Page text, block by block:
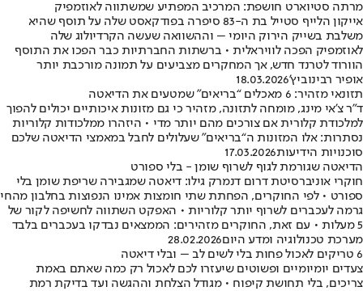
מרתה סטיוארט חושפת: המרכיב המפתיע שמשתווה לאוזמפיק
אייקון הלייף סטייל בת ה-83 סיפרה בפודקאסט שלה על תוסף שהיא
משלבת בשייק הירוק היומי – וההשוואה שעשה הקרדיולוג שלה
לאוזמפיק הפכה לוויראלית • ברשתות החברתיות כבר הפכו את התוסף
הוורוד לטרנד חדש, אך המחקרים מצביעים על תמונה מורכבת יותר
אופיר רבינוביץ'18.03.2026
תזונאי מזהיר: 6 מאכלים “בריאים” שמטעים את הדיאטה
ד"ר צ'אי מינג, מומחה לתזונה, מזהיר כי גם מזונות איכותיים יכולים להפוך
למלכודת קלורית אם צורכים מהם יותר מדי • היזהרו ממלכודות קלוריות
נסתרות: אלו המזונות ה“בריאים” שעלולים לחבל במאמצי הדיאטה שלכם
סוכנויות הידיעות17.03.2026
הדיאטה שגורמת לגוף לשרוף שומן - בלי ספורט
חוקרי אוניברסיטת דרום דנמרק גילו: דיאטה שמגבירה שריפת שומן בלי
ספורט • לפי החוקרים, הפחתת שתי חומצות אמינו הנפוצות בחלבון מהחי
גרמה לעכברים לשרוף יותר קלוריות • האפקט השתווה לחשיפה לקור של
5 מעלות • עם זאת, החוקרים מזהירים: הממצאים נבדקו בעכברים בלבד
מערכת טכנולוגיה ומדע היום28.02.2026
6 טריקים לאכול פחות בלי לשים לב – ובלי דיאטה
צעדים יומיומיים ופשוטים שיעזרו לכם לאכול רק כמה שאתם באמת
צריכים, בלי תחושת קיפוח • מגודל הצלחת וההגשה ועד בדיקת רמת